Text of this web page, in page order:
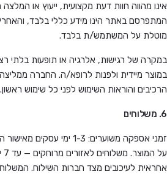
אינו מהווה חוות דעת מקצועית, ייעוץ או
המתפרסם באתר הינו מידע כללי בלבד,
מוטלת על המשתמש/ת בלבד.
במקרה של רגישות, אלרגיה או תופעות בלתי
במוצר מיידית ולפנות לרופא/ה. החברה
הרכיבים והוראות השימוש לפני כל שימוש ראשון.
6. משלוחים
זמני אספקה משוערים: 1-3
אחראית לעיכובים מצד חברות השילוח.